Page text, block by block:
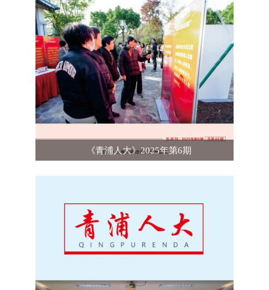
《青浦人大》2025年第6期